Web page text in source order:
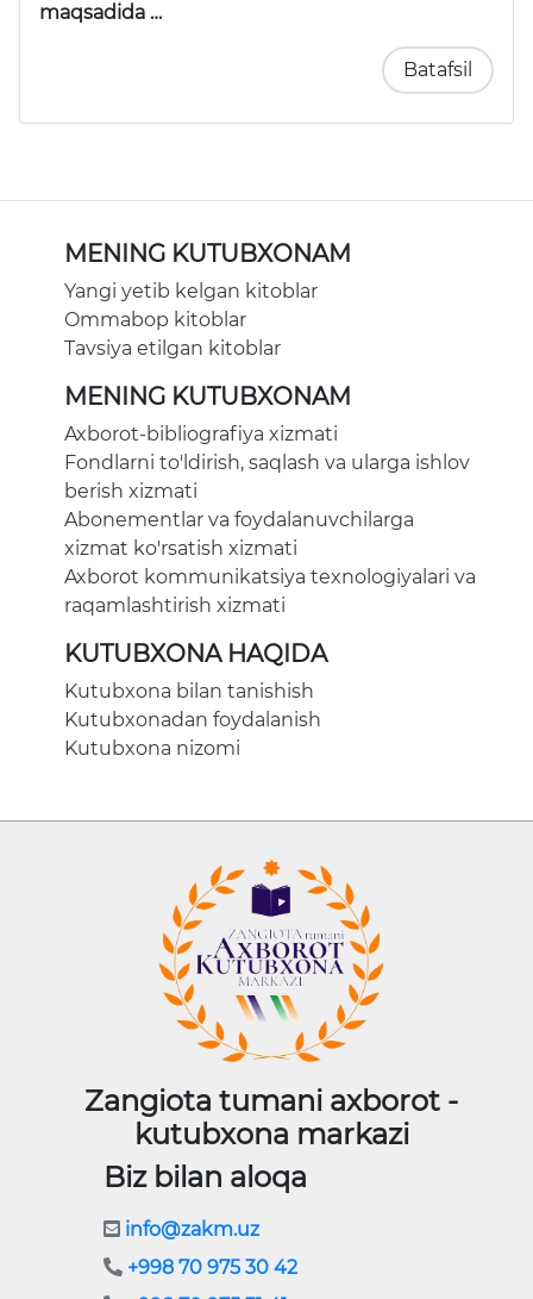
maqsadida …
Batafsil
MENING KUTUBXONAM
Yangi yetib kelgan kitoblar
Ommabop kitoblar
Tavsiya etilgan kitoblar
MENING KUTUBXONAM
Axborot-bibliografiya xizmati
Fondlarni to'ldirish, saqlash va ularga ishlov
berish xizmati
Abonementlar va foydalanuvchilarga
xizmat ko'rsatish xizmati
Axborot kommunikatsiya texnologiyalari va
raqamlashtirish xizmati
KUTUBXONA HAQIDA
Kutubxona bilan tanishish
Kutubxonadan foydalanish
Kutubxona nizomi
Zangiota tumani axborot -
kutubxona markazi
Biz bilan aloqa
info@zakm.uz
+998 70 975 30 42